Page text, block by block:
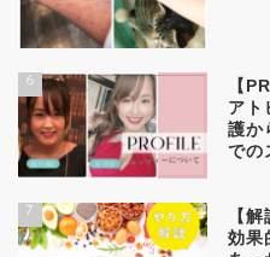
6
【
アト
護か
での
7
【
効果